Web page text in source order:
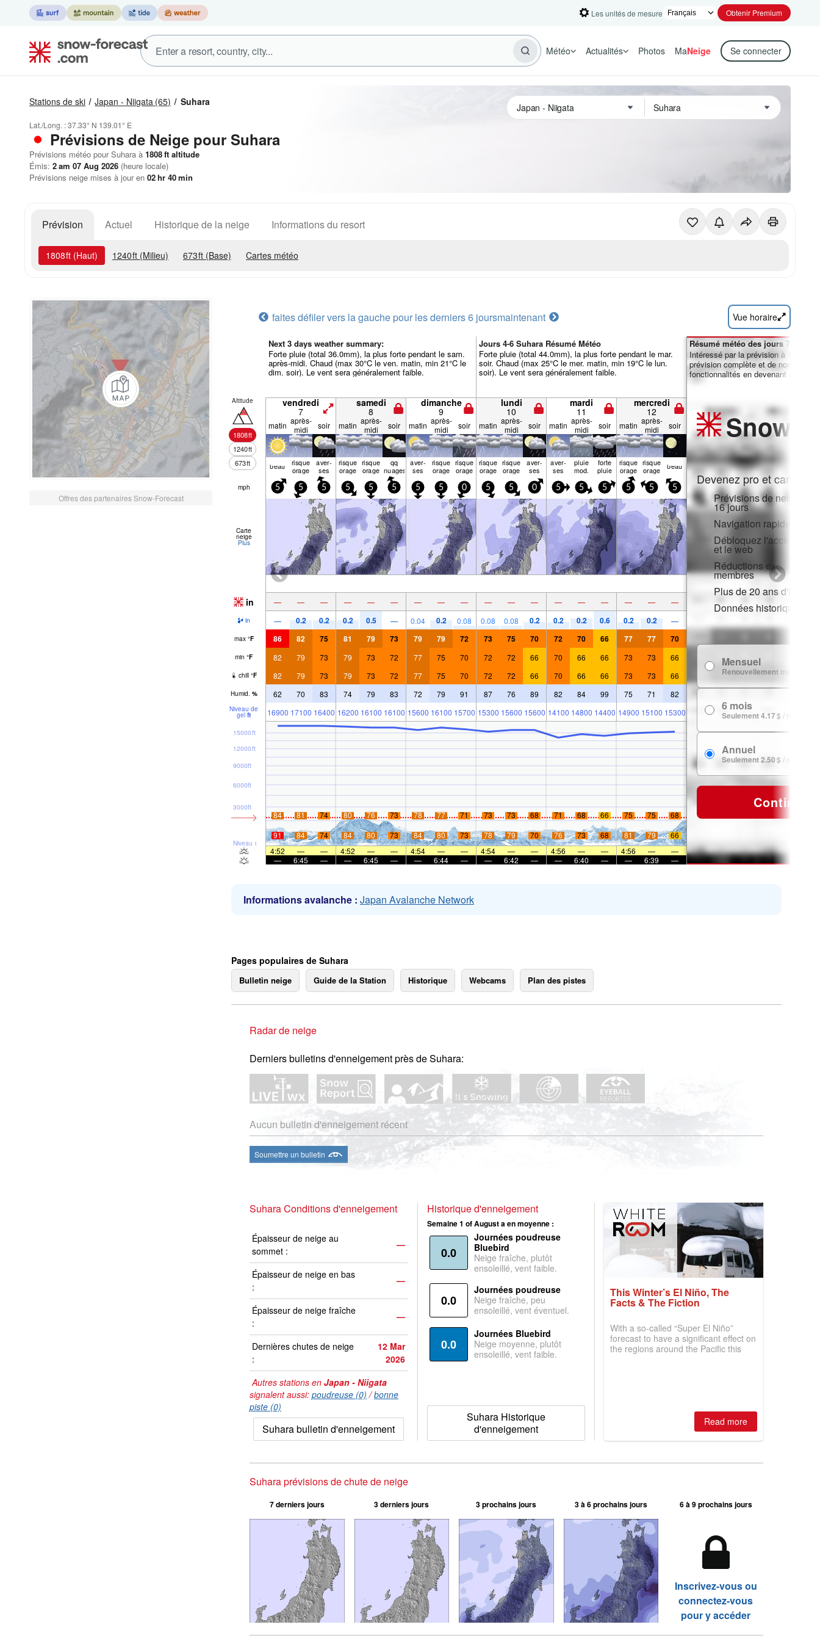
Les unités de mesure Obtenir Premium
Météo Actualités Photos MaNeige Se connecter
Stations de ski Japan - Niigata (65) Suhara
Lat./Long. :37.33° N 139.01° E
Prévisions de Neige pour Suhara
Prévisions météo pour Suhara à 1808ft altitude
Émis: 2 am 07 Aug 2026 (heure locale)
Prévisions neige mises à jour en 02hr 40min
Prévision Actuel Historique de la neige Informations du resort
1808ft (Haut) 1240ft (Milieu) 673ft (Base) Cartes météo
Offres des partenaires Snow-Forecast
faites défiler vers la gauche pour les derniers 6 joursmaintenant Vue horaire
Next 3 days weather summary:
Forte pluie (total 36.0mm), la plus forte pendant le sam.
après-midi. Chaud (max 30°C le ven. matin, min 21°C le
dim. soir). Le vent sera généralement faible.
Jours 4-6 Suhara Résumé Météo
Forte pluie (total 44.0mm), la plus forte pendant le mar.
soir. Chaud (max 25°C le mer. matin, min 19°C le lun.
soir). Le vent sera généralement faible.
Altitude
1808ft
1240ft
673ft
vendredi
7
samedi
8
dimanche
9
lundi
10
mardi
11
mercredi
12
matin après-
midi
soir matin après-
midi
soir matin après-
midi
soir matin après-
midi
soir matin après-
midi
soir matin après-
midi
soir
beau risque
orage
aver­
ses
risque
orage
risque
orage
qq
nuages
aver­
ses
risque
orage
risque
orage
risque
orage
risque
orage
aver­
ses
aver­
ses
pluie
mod.
forte
pluie
risque
orage
risque
orage beau
mph 5 5 5 5 5 5 5 5 0 5 5 0 5 5 5 5 5 5
Carte
neige
Plus
in — — — — — — — — — — — — — — — — — —
in — 0.2 0.2 0.2 0.5 — 0.04 0.2 0.08 0.08 0.08 0.2 0.2 0.2 0.6 0.2 0.2 —
max °F 86 82 75 81 79 73 79 79 72 73 75 70 72 70 66 77 77 70
min °F 82 79 73 79 73 72 77 75 70 72 72 66 70 66 66 73 73 66
chill °F 82 79 73 79 73 72 77 75 70 72 72 66 70 66 66 73 73 66
Humid. % 62 70 83 74 79 83 72 79 91 87 76 89 82 84 99 75 71 82
Niveau de
gel ft 16900 17100 16400 16200 16100 16100 15600 16100 15700 15300 15600 15600 14100 14800 14400 14900 15100 15300
Niveau de la mer
3000ft
6000ft
9000ft
12000ft
15000ft
84 81 74 80 76 73 78 77 71 73 73 68 71 68 66 75 75
68
91
84 74 84 80 73 84 80 73 78 79 70 76 73 68 81 79
66
4:52
— — 4:52 — — 4:54 — — 4:54 — — 4:56 — — 4:56 —
—
—
6:45 — — 6:45 — — 6:44 — — 6:42 — — 6:40 — — 6:39 —
Résumé météo des jours 7-16 :
Intéressé par la prévision à 16 jours
prévision complète et de
fonctionnalités en devenant membre
Snow
Devenez pro et carve en:
Prévisions de neige
16 jours
Navigation rapide sans
Débloquez l'accès
et le web
Réductions exclusives
membres
Plus de 20 ans
Données historiques
Mensuel
Renouvellement mensuel
6 mois
Seulement 4.17 $ / mois
Annuel
Seulement 2.50 $ / mois
Continuer
Informations avalanche : Japan Avalanche Network
Pages populaires de Suhara
Bulletin neige Guide de la Station Historique Webcams Plan des pistes
Radar de neige
Derniers bulletins d'enneigement près de Suhara:
Aucun bulletin d'enneigement récent
Soumettre un bulletin
Suhara Conditions d'enneigement
Épaisseur de neige au
sommet :
—
Épaisseur de neige en bas
:
—
Épaisseur de neige fraîche
:
—
Dernières chutes de neige
:
12 Mar
2026
Autres stations en Japan - Niigata
signalent aussi: poudreuse (0) /bonne
piste (0)
Suhara bulletin d'enneigement
Historique d'enneigement
Semaine 1 of August a en moyenne :
0.0
Journées poudreuse
Bluebird
Neige fraîche, plutôt
ensoleillé, vent faible.
0.0
Journées poudreuse
Neige fraîche, peu
ensoleillé, vent éventuel.
0.0
Journées Bluebird
Neige moyenne, plutôt
ensoleillé, vent faible.
Suhara Historique
d'enneigement
This Winter’s El Niño, The
Facts & The Fiction
With a so-called “Super El Niño”
forecast to have a significant effect on
the regions around the Pacific this
Read more
Suhara prévisions de chute de neige
7 derniers jours 3 derniers jours 3 prochains jours 3 à 6 prochains jours 6 à 9 prochains jours
Inscrivez-vous ou
connectez-vous
pour y accéder